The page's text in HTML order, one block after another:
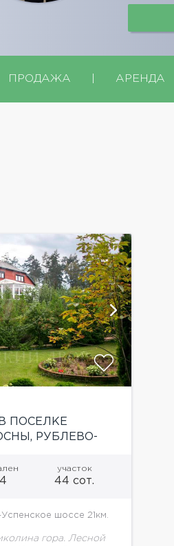
ПРОДАЖА АРЕНДА
ПОСЕЛКЕ
РУБЛЕВО-
4
участок
44 сот.
шоссе 21км.
гора. Лесной